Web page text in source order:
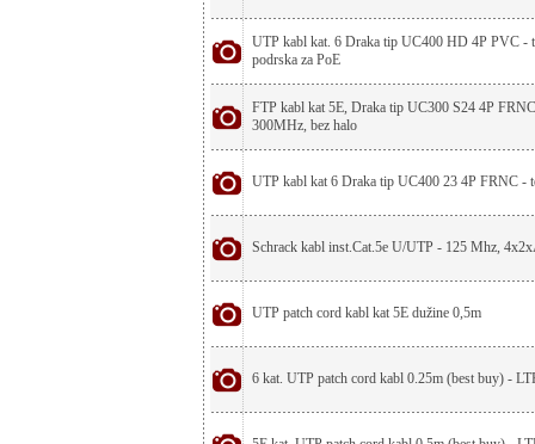
UTP kabl kat. 6 Draka tip UC400 HD 4P PVC -
podrska za PoE
FTP kabl kat 5E, Draka tip UC300 S24 4P
300MHz, bez halo
UTP kabl kat 6 Draka tip UC400 23 4P FRNC -
Schrack kabl inst.Cat.5e U/UTP - 125 Mhz,
UTP patch cord kabl kat 5E dužine 0,5m
6 kat. UTP patch cord kabl 0.25m (best buy) -